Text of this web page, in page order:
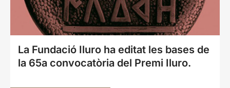
La Fundació Iluro ha editat les bases de
la 65a convocatòria del Premi Iluro.